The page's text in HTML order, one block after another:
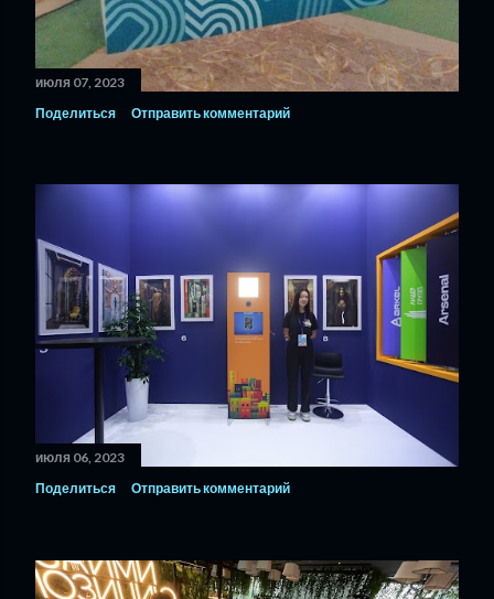
июля 07, 2023
Поделиться
Отправить комментарий
июля 06, 2023
Поделиться
Отправить комментарий